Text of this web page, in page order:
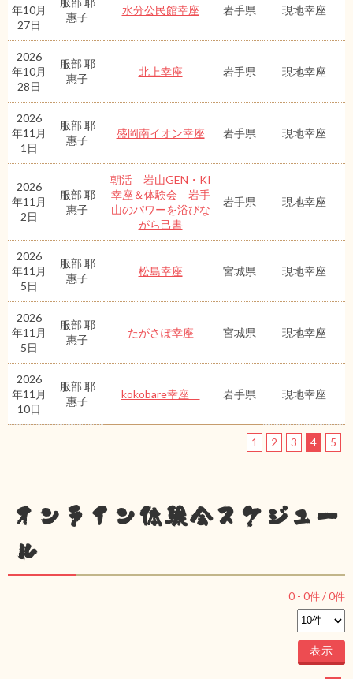
年10月
27日
惠子
水分公民館幸座 岩手県 現地幸座
2026
年10月
28日
服部 耶
惠子
北上幸座 岩手県 現地幸座
2026
年11月
1日
服部 耶
惠子
盛岡南イオン幸座 岩手県 現地幸座
2026
年11月
2日
服部 耶
惠子
朝活 岩山GEN・KI
幸座＆体験会 岩手
山のパワーを浴びな
がら己書
岩手県 現地幸座
2026
年11月
5日
服部 耶
惠子
松島幸座 宮城県 現地幸座
2026
年11月
5日
服部 耶
惠子
たがさぽ幸座 宮城県 現地幸座
2026
年11月
10日
服部 耶
惠子
kokobare幸座 岩手県 現地幸座
1 2 3 4 5
オンライン体験会スケジュー
ル
0 - 0件 /0件